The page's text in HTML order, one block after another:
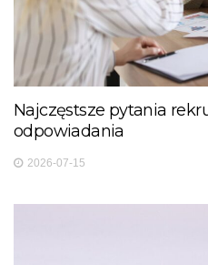
Najczęstsze pytania
odpowiadania
2026-07-15